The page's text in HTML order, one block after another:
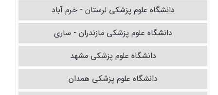
دانشگاه علوم پزشکی لرستان - خرم آباد
دانشگاه علوم پزشکی مازندران - ساری
دانشگاه علوم پزشکی مشهد
دانشگاه علوم پزشکی همدان